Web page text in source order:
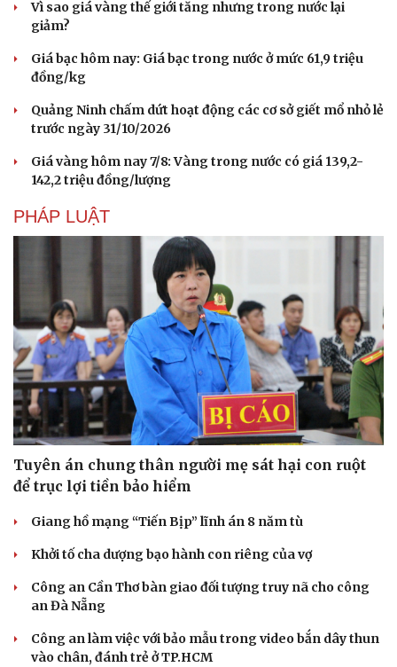
Cải chính
Vì sao giá vàng thế giới tăng nhưng trong nước lại
giảm?
Giá bạc hôm nay: Giá bạc trong nước ở mức 61,9 triệu
đồng/kg
Quảng Ninh chấm dứt hoạt động các cơ sở giết mổ nhỏ lẻ
trước ngày 31/10/2026
Giá vàng hôm nay 7/8: Vàng trong nước có giá 139,2-
142,2 triệu đồng/lượng
PHÁP LUẬT
Tuyên án chung thân người mẹ sát hại con ruột
để trục lợi tiền bảo hiểm
Giang hồ mạng “Tiến Bịp” lĩnh án 8 năm tù
Khởi tố cha dượng bạo hành con riêng của vợ
Công an Cần Thơ bàn giao đối tượng truy nã cho công
an Đà Nẵng
Công an làm việc với bảo mẫu trong video bắn dây thun
vào chân, đánh trẻ ở TP.HCM